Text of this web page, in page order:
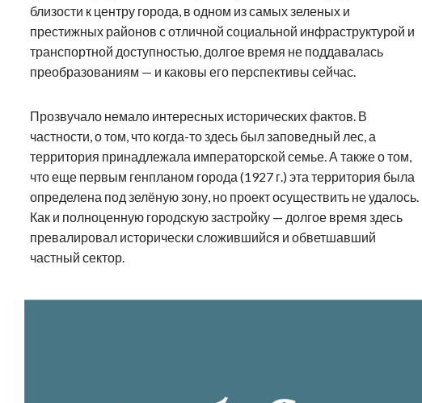
близости к центру города, в одном из самых зеленых и
престижных районов с отличной социальной инфраструктурой и
транспортной доступностью, долгое время не поддавалась
преобразованиям — и каковы его перспективы сейчас.
Прозвучало немало интересных исторических фактов. В
частности, о том, что когда-то здесь был заповедный лес, а
территория принадлежала императорской семье. А также о том,
что еще первым генпланом города (1927 г.) эта территория была
определена под зелёную зону, но проект осуществить не удалось.
Как и полноценную городскую застройку — долгое время здесь
превалировал исторически сложившийся и обветшавший
частный сектор.